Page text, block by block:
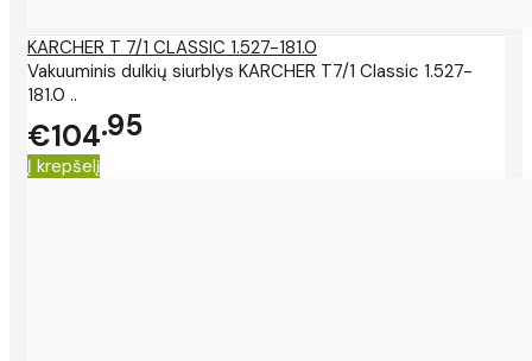
KARCHER T 7/1 CLASSIC 1.527-181.0
Vakuuminis dulkių siurblys KARCHER T7/1 Classic 1.527-
181.0 ..
€104 95
Į krepšelį